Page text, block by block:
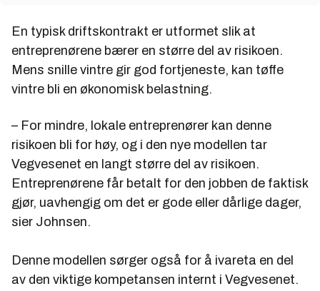
En typisk driftskontrakt er utformet slik at
entreprenørene bærer en større del av risikoen.
Mens snille vintre gir god fortjeneste, kan tøffe
vintre bli en økonomisk belastning.
– For mindre, lokale entreprenører kan denne
risikoen bli for høy, og i den nye modellen tar
Vegvesenet en langt større del av risikoen.
Entreprenørene får betalt for den jobben de faktisk
gjør, uavhengig om det er gode eller dårlige dager,
sier Johnsen.
Denne modellen sørger også for å ivareta en del
av den viktige kompetansen internt i Vegvesenet.